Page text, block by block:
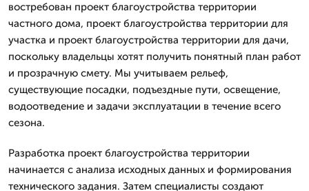
востребован проект благоустройства территории
частного дома, проект благоустройства территории для
участка и проект благоустройства территории для дачи,
поскольку владельцы хотят получить понятный план работ
и прозрачную смету. Мы учитываем рельеф,
существующие посадки, подъездные пути, освещение,
водоотведение и задачи эксплуатации в течение всего
сезона.
Разработка проект благоустройства территории
начинается с анализа исходных данных и формирования
технического задания. Затем специалисты создают